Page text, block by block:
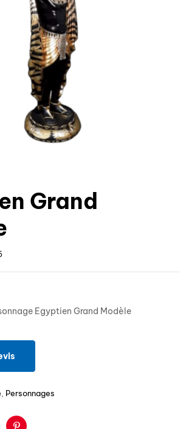
Grand
Egyptien Grand Modèle
Personnages